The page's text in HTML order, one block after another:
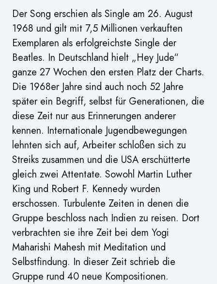
Der Song erschien als Single am 26. August
1968 und gilt mit 7,5 Millionen verkauften
Exemplaren als erfolgreichste Single der
Beatles. In Deutschland hielt „Hey Jude“
ganze 27 Wochen den ersten Platz der Charts.
Die 1968er Jahre sind auch noch 52 Jahre
später ein Begriff, selbst für Generationen, die
diese Zeit nur aus Erinnerungen anderer
kennen. Internationale Jugendbewegungen
lehnten sich auf, Arbeiter schloßen sich zu
Streiks zusammen und die USA erschütterte
gleich zwei Attentate. Sowohl Martin Luther
King und Robert F. Kennedy wurden
erschossen. Turbulente Zeiten in denen die
Gruppe beschloss nach Indien zu reisen. Dort
verbrachten sie ihre Zeit bei dem Yogi
Maharishi Mahesh mit Meditation und
Selbstfindung. In dieser Zeit schrieb die
Gruppe rund 40 neue Kompositionen.